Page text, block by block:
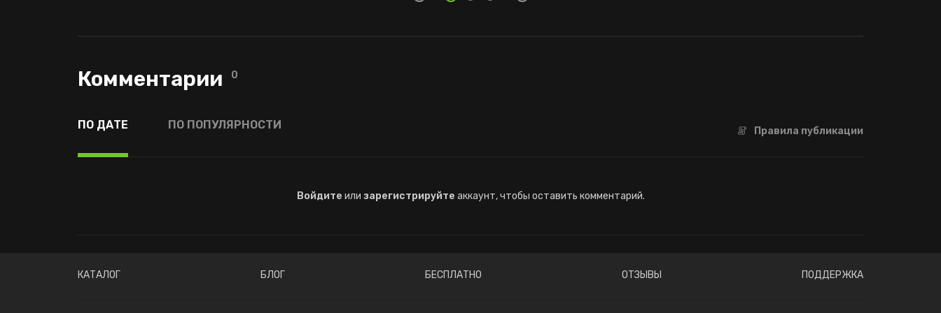
Комментарии 0
ПО ДАТЕ ПО ПОПУЛЯРНОСТИ Правила публикации
Войдите или зарегистрируйте аккаунт, чтобы оставить комментарий.
КАТАЛОГ БЛОГ БЕСПЛАТНО ОТЗЫВЫ ПОДДЕРЖКА